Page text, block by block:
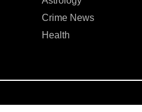
Crime News
Health